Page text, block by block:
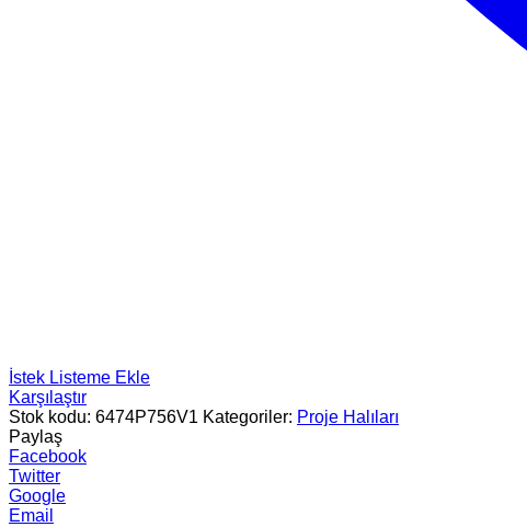
İstek Listeme Ekle
Karşılaştır
Stok kodu: 6474P756V1 Kategoriler: Proje Halıları
Paylaş
Facebook
Twitter
Google
Email